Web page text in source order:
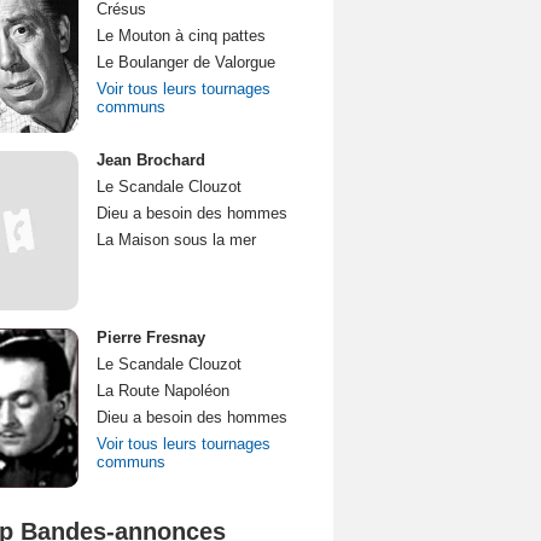
Crésus
Le Mouton à cinq pattes
Le Boulanger de Valorgue
Voir tous leurs tournages
communs
Jean Brochard
Le Scandale Clouzot
Dieu a besoin des hommes
La Maison sous la mer
Pierre Fresnay
Le Scandale Clouzot
La Route Napoléon
Dieu a besoin des hommes
Voir tous leurs tournages
communs
Bandes-annonces